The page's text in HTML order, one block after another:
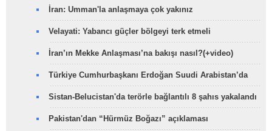
İran: Umman'la anlaşmaya çok yakınız
Velayati: Yabancı güçler bölgeyi terk etmeli
İran’ın Mekke Anlaşması’na bakışı nasıl?(+video)
Türkiye Cumhurbaşkanı Erdoğan Suudi Arabistan’da
Sistan-Belucistan'da terörle bağlantılı 8 şahıs yakalandı
Pakistan'dan “Hürmüz Boğazı” açıklaması